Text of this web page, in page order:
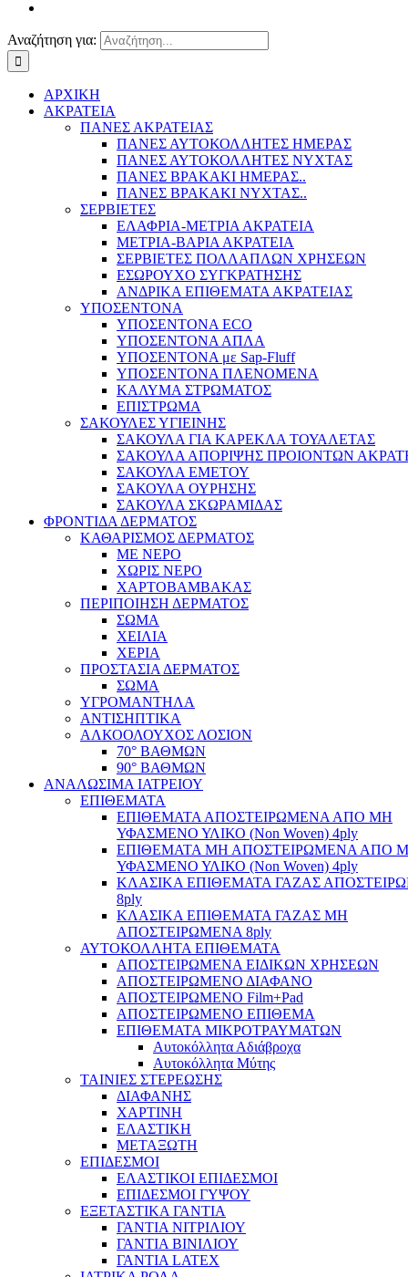
Αναζήτηση για:
ΑΡΧΙΚΗ
ΑΚΡΑΤΕΙΑ
ΠΑΝΕΣ ΑΚΡΑΤΕΙΑΣ
ΠΑΝΕΣ ΑΥΤΟΚΟΛΛΗΤΕΣ ΗΜΕΡΑΣ
ΠΑΝΕΣ ΑΥΤΟΚΟΛΛΗΤΕΣ ΝΥΧΤΑΣ
ΠΑΝΕΣ ΒΡΑΚΑΚΙ ΗΜΕΡΑΣ..
ΠΑΝΕΣ ΒΡΑΚΑΚΙ ΝΥΧΤΑΣ..
ΣΕΡΒΙΕΤΕΣ
ΕΛΑΦΡΙΑ-ΜΕΤΡΙΑ ΑΚΡΑΤΕΙΑ
ΜΕΤΡΙΑ-ΒΑΡΙΑ ΑΚΡΑΤΕΙΑ
ΣΕΡΒΙΕΤΕΣ ΠΟΛΛΑΠΛΩΝ ΧΡΗΣΕΩΝ
ΕΣΩΡΟΥΧΟ ΣΥΓΚΡΑΤΗΣΗΣ
ΑΝΔΡΙΚΑ ΕΠΙΘΕΜΑΤΑ ΑΚΡΑΤΕΙΑΣ
ΥΠΟΣΕΝΤΟΝΑ
ΥΠΟΣΕΝΤΟΝΑ ECO
ΥΠΟΣΕΝΤΟΝΑ ΑΠΛΑ
ΥΠΟΣΕΝΤΟΝΑ με Sap-Fluff
ΥΠΟΣΕΝΤΟΝΑ ΠΛΕΝΟΜΕΝΑ
ΚΑΛΥΜΑ ΣΤΡΩΜΑΤΟΣ
ΕΠΙΣΤΡΩΜΑ
ΣΑΚΟΥΛΕΣ ΥΓΙΕΙΝΗΣ
ΣΑΚΟΥΛΑ ΓΙΑ ΚΑΡΕΚΛΑ ΤΟΥΑΛΕΤΑΣ
ΣΑΚΟΥΛΑ ΑΠΟΡΙΨΗΣ ΠΡΟΙΟΝΤΩΝ
ΣΑΚΟΥΛΑ ΕΜΕΤΟΥ
ΣΑΚΟΥΛΑ ΟΥΡΗΣΗΣ
ΣΑΚΟΥΛΑ ΣΚΩΡΑΜΙΔΑΣ
ΦΡΟΝΤΙΔΑ ΔΕΡΜΑΤΟΣ
ΚΑΘΑΡΙΣΜΟΣ ΔΕΡΜΑΤΟΣ
ΜΕ ΝΕΡΟ
ΧΩΡΙΣ ΝΕΡΟ
ΧΑΡΤΟΒΑΜΒΑΚΑΣ
ΠΕΡΙΠΟΙΗΣΗ ΔΕΡΜΑΤΟΣ
ΣΩΜΑ
ΧΕΙΛΙΑ
ΧΕΡΙΑ
ΠΡΟΣΤΑΣΙΑ ΔΕΡΜΑΤΟΣ
ΣΩΜΑ
ΥΓΡΟΜΑΝΤΗΛΑ
ΑΝΤΙΣΗΠΤΙΚΑ
ΑΛΚΟΟΛΟΥΧΟΣ ΛΟΣΙΟΝ
70° ΒΑΘΜΩΝ
90° ΒΑΘΜΩΝ
ΑΝΑΛΩΣΙΜΑ ΙΑΤΡΕΙΟΥ
ΕΠΙΘΕΜΑΤΑ
ΕΠΙΘΕΜΑΤΑ ΑΠΟΣΤΕΙΡΩΜΕΝΑ ΑΠΟ ΜΗ
ΥΦΑΣΜΕΝΟ ΥΛΙΚΟ (Non Woven) 4ply
ΕΠΙΘΕΜΑΤΑ ΜΗ ΑΠΟΣΤΕΙΡΩΜΕΝΑ ΑΠΟ
ΥΦΑΣΜΕΝΟ ΥΛΙΚΟ (Non Woven) 4ply
ΚΛΑΣΙΚΑ ΕΠΙΘΕΜΑΤΑ ΓΑΖΑΣ
8ply
ΚΛΑΣΙΚΑ ΕΠΙΘΕΜΑΤΑ ΓΑΖΑΣ ΜΗ
ΑΠΟΣΤΕΙΡΩΜΕΝΑ 8ply
ΑΥΤΟΚΟΛΛΗΤΑ ΕΠΙΘΕΜΑΤΑ
ΑΠΟΣΤΕΙΡΩΜΕΝΑ ΕΙΔΙΚΩΝ ΧΡΗΣΕΩΝ
ΑΠΟΣΤΕΙΡΩΜΕΝΟ ΔΙΑΦΑΝΟ
ΑΠΟΣΤΕΙΡΩΜΕΝΟ Film+Pad
ΑΠΟΣΤΕΙΡΩΜΕΝΟ ΕΠΙΘΕΜΑ
ΕΠΙΘΕΜΑΤΑ ΜΙΚΡΟΤΡΑΥΜΑΤΩΝ
Αυτοκόλλητα Αδιάβροχα
Αυτοκόλλητα Μύτης
ΤΑΙΝΙΕΣ ΣΤΕΡΕΩΣΗΣ
ΔΙΑΦΑΝΗΣ
ΧΑΡΤΙΝΗ
ΕΛΑΣΤΙΚΗ
ΜΕΤΑΞΩΤΗ
ΕΠΙΔΕΣΜΟΙ
ΕΛΑΣΤΙΚΟΙ ΕΠΙΔΕΣΜΟΙ
ΕΠΙΔΕΣΜΟΙ ΓΥΨΟΥ
ΕΞΕΤΑΣΤΙΚΑ ΓΑΝΤΙΑ
ΓΑΝΤΙΑ ΝΙΤΡΙΛΙΟΥ
ΓΑΝΤΙΑ ΒΙΝΙΛΙΟΥ
ΓΑΝΤΙΑ LATEX